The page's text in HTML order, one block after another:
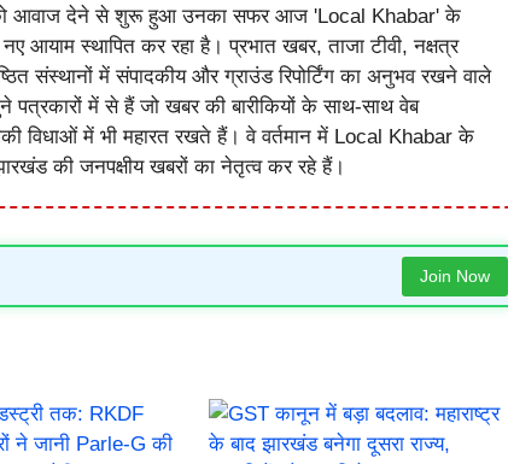
आवाज देने से शुरू हुआ उनका सफर आज 'Local Khabar' के
आयाम स्थापित कर रहा है। प्रभात खबर, ताजा टीवी, नक्षत्र
संस्थानों में संपादकीय और ग्राउंड रिपोर्टिंग का अनुभव रखने वाले
में से हैं जो खबर की बारीकियों के साथ-साथ वेब
विधाओं में भी महारत रखते हैं। वे वर्तमान में Local Khabar के
की जनपक्षीय खबरों का नेतृत्व कर रहे हैं।
Join Now